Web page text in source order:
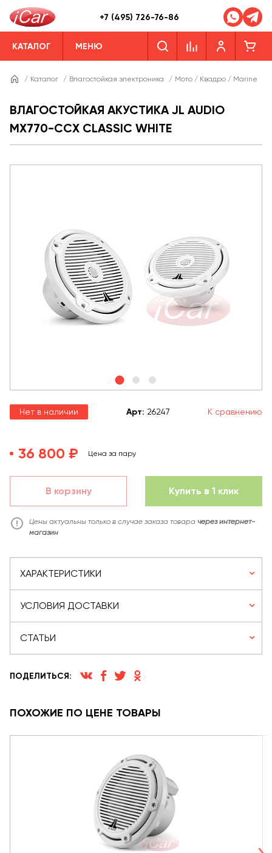
+7 (495) 726-76-86
КАТАЛОГ МЕНЮ
/ Каталог / Влагостойкая электроника / Мото / Квадро / Marine
ВЛАГОСТОЙКАЯ АКУСТИКА JL AUDIO
MX770-CCX CLASSIC WHITE
Нет в наличии Арт: 26247 К сравнению
36 800 ₽ Цена за пару
В корзину Купить в 1 клик
Цены актуальны только в случае заказа товара через интернет-
магазин
ХАРАКТЕРИСТИКИ
УСЛОВИЯ ДОСТАВКИ
СТАТЬИ
ПОДЕЛИТЬСЯ:
ПОХОЖИЕ ПО ЦЕНЕ ТОВАРЫ